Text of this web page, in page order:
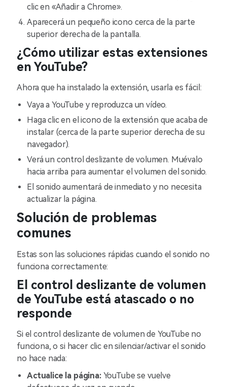
clic en «Añadir a Chrome».
Aparecerá un pequeño icono cerca de la parte
superior derecha de la pantalla.
¿Cómo utilizar estas extensiones
en YouTube?
Ahora que ha instalado la extensión, usarla es fácil:
Vaya a YouTube y reproduzca un vídeo.
Haga clic en el icono de la extensión que acaba de
instalar (cerca de la parte superior derecha de su
navegador).
Verá un control deslizante de volumen. Muévalo
hacia arriba para aumentar el volumen del sonido.
El sonido aumentará de inmediato y no necesita
actualizar la página.
Solución de problemas
comunes
Estas son las soluciones rápidas cuando el sonido no
funciona correctamente:
El control deslizante de volumen
de YouTube está atascado o no
responde
Si el control deslizante de volumen de YouTube no
funciona, o si hacer clic en silenciar/activar el sonido
no hace nada:
Actualice la página:YouTube se vuelve